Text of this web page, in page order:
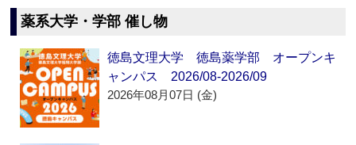
薬系大学・学部 催し物
徳島文理大学 徳島薬学部 オープンキ
ャンパス 2026/08-2026/09
2026年08月07日 (金)